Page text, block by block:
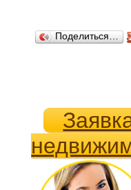
Поделиться…